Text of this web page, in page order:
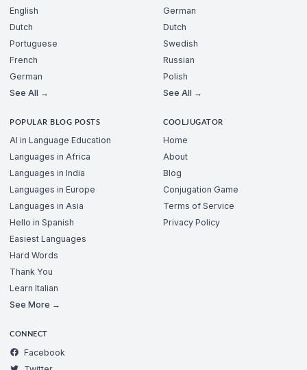
English
Dutch
Portuguese
French
German
See All →
German
Dutch
Swedish
Russian
Polish
See All →
POPULAR BLOG POSTS
AI in Language Education
Languages in Africa
Languages in India
Languages in Europe
Languages in Asia
Hello in Spanish
Easiest Languages
Hard Words
Thank You
Learn Italian
See More →
COOLJUGATOR
Home
About
Blog
Conjugation Game
Terms of Service
Privacy Policy
CONNECT
Facebook